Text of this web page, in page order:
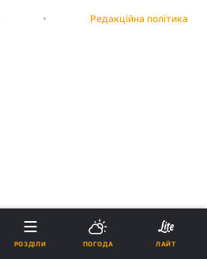
Редакційна політика
РОЗДІЛИ ПОГОДА ЛАЙТ